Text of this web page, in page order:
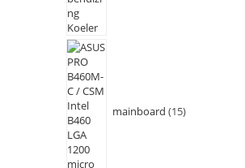
mainboard 15